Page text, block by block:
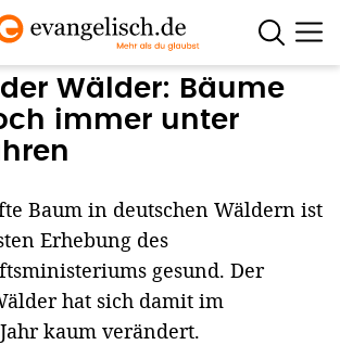
Wälder: Bäume
immer unter
Baum in deutschen Wäldern ist
Erhebung des
gesund. Der
hat sich damit im
kaum verändert.